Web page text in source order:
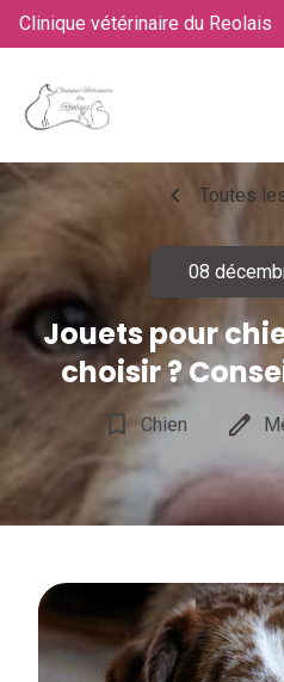
Clinique vétérinaire du Reolais
chevron_left Toutes
08
Jouets pour
choisir ?
bookmark_border Chien edit